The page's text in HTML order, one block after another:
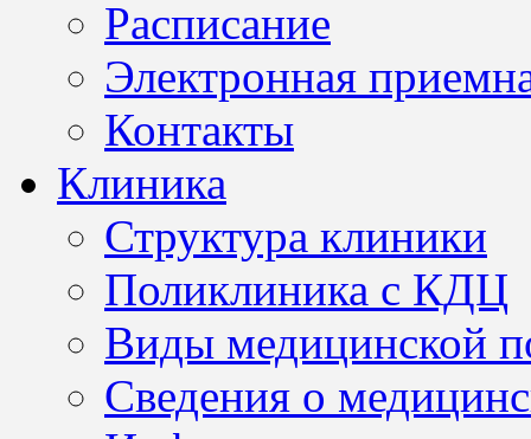
Расписание
Электронная
Контакты
Клиника
Структура клиники
Поликлиника с КДЦ
Виды медицинской
Сведения о